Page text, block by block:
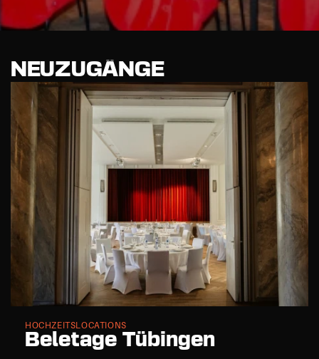
NEUZUGÄNGE
HOCHZEITSLOCATIONS
Beletage Tübingen